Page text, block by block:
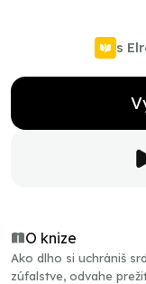
s
O knize
Ako dlho si uchrániš
zúfalstve, odvahe